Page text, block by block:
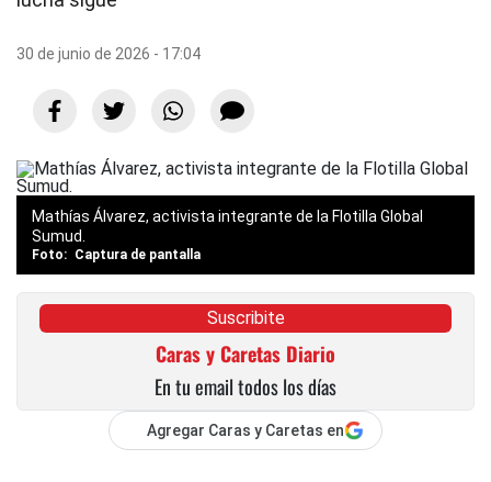
30 de junio de 2026 - 17:04
Mathías Álvarez, activista integrante de la Flotilla Global
Sumud.
Captura de pantalla
Suscribite
Caras y Caretas Diario
En tu email todos los días
Agregar Caras y Caretas en